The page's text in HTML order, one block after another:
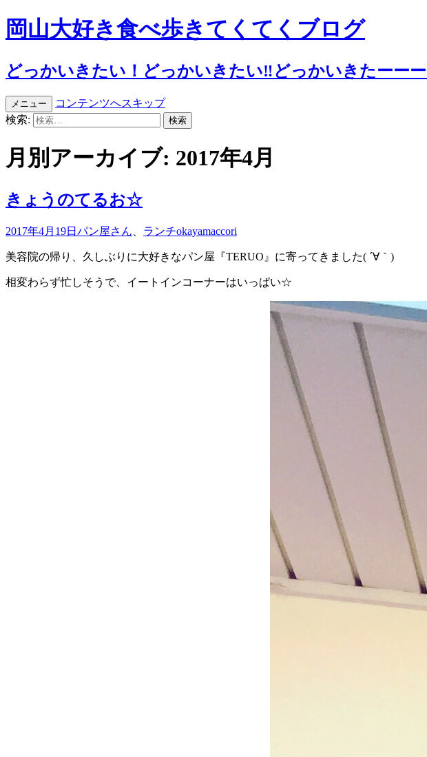
岡山大好き食べ歩きてくてくブログ
どっかいきたい！どっかいきたい‼︎どっかいきたーー
メニュー
コンテンツへスキップ
検索:
月別アーカイブ: 2017年4月
きょうのてるお☆
2017年4月19日 パン屋さん ランチokayamaccori
美容院の帰り、久しぶりに大好きなパン屋『TERUO』に寄ってきました( ´∀｀)
相変わらず忙しそうで、イートインコーナーはいっぱい☆